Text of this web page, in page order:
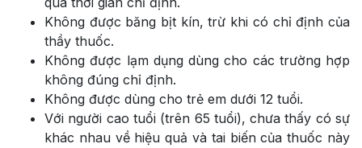
Không được băng bịt kín, trừ khi có chỉ định của
thầy thuốc.
Không được lạm dụng dùng cho các trường hợp
không đúng chỉ định.
Không được dùng cho trẻ em dưới 12 tuổi.
Với người cao tuổi (trên 65 tuổi), chưa thấy có sự
khác nhau về hiệu quả và tai biến của thuốc này